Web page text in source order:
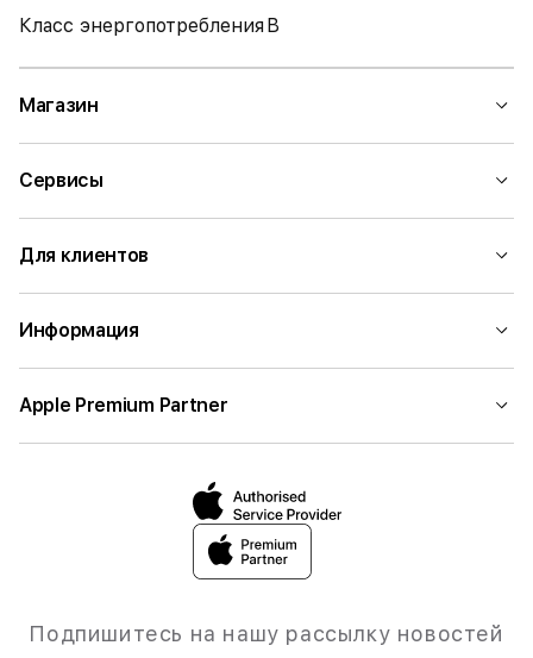
Класс энергопотребления B
Магазин
Сервисы
Для клиентов
Информация
Apple Premium Partner
Подпишитесь на нашу рассылку новостей